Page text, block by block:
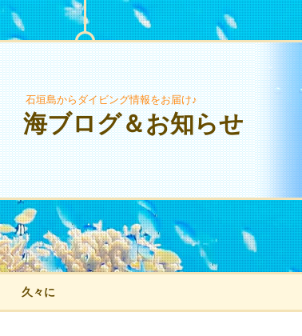
石垣島からダイビング情報をお届け♪
海ブログ＆お知らせ
久々に